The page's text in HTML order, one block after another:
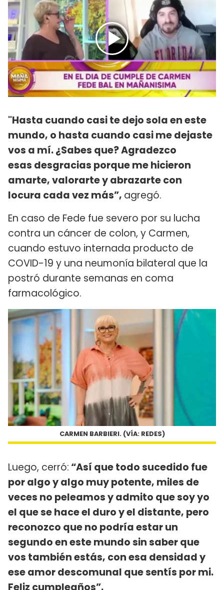
"Hasta cuando casi te dejo sola en este
mundo, o hasta cuando casi me dejaste
vos a mí. ¿Sabes que? Agradezco
esas desgracias porque me hicieron
amarte, valorarte y abrazarte con
locura cada vez más”, agregó.
En caso de Fede fue severo por su lucha
contra un cáncer de colon, y Carmen,
cuando estuvo internada producto de
COVID-19 y una neumonía bilateral que la
postró durante semanas en coma
farmacológico.
CARMEN BARBIERI. (VÍA: REDES)
Luego, cerró: “Así que todo sucedido fue
por algo y algo muy potente, miles de
veces no peleamos y admito que soy yo
el que se hace el duro y el distante, pero
reconozco que no podría estar un
segundo en este mundo sin saber que
vos también estás, con esa densidad y
ese amor descomunal que sentís por mi.
Feliz cumpleaños”.